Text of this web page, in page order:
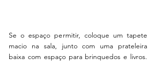
Se o espaço permitir, coloque um tapete
macio na sala, junto com uma prateleira
baixa com espaço para brinquedos e livros.